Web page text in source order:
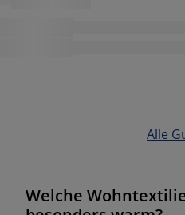
Alle
Welche